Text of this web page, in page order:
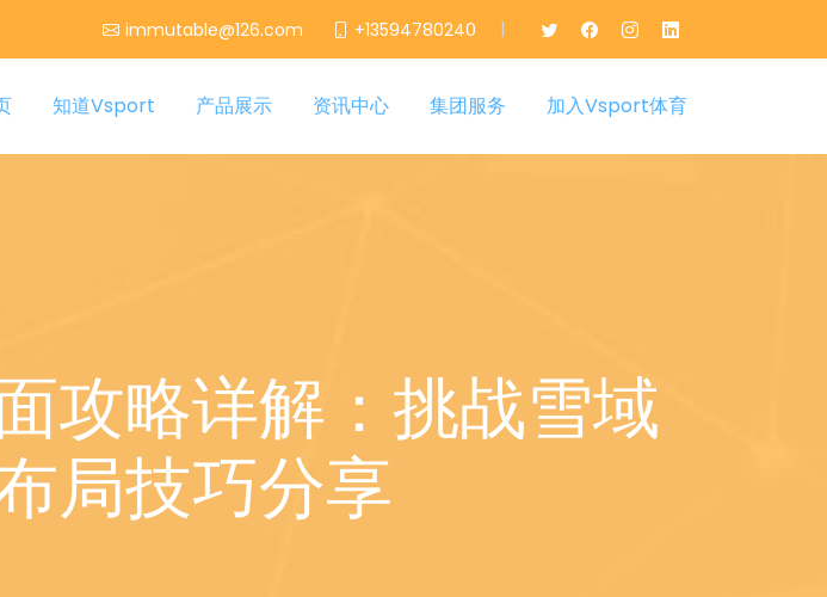
immutable@126.com +13594780240 |
知道Vsport 产品展示 资讯中心 集团服务 加入Vsport体育
攻略详解：挑战雪域
局技巧分享